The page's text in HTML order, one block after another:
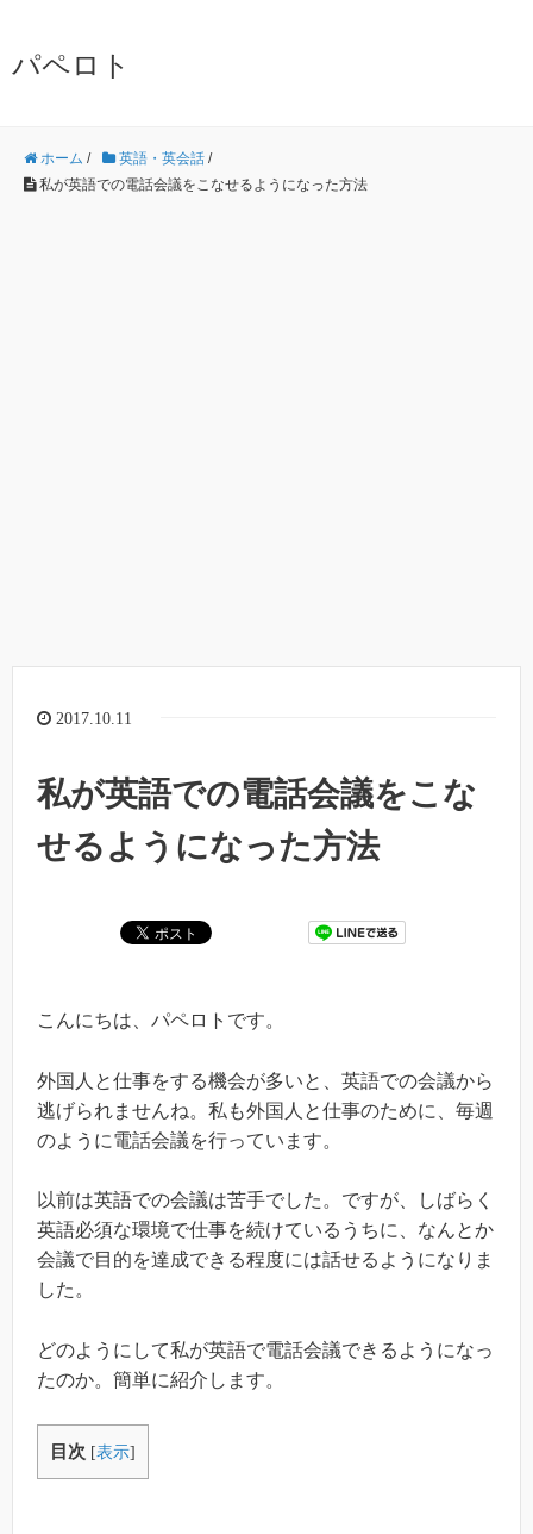
パペロト
ホーム / 英語・英会話 /
私が英語での電話会議をこなせるようになった方法
2017.10.11
私が英語での電話会議をこな
せるようになった方法
こんにちは、パペロトです。
外国人と仕事をする機会が多いと、英語での会議から
逃げられませんね。私も外国人と仕事のために、毎週
のように電話会議を行っています。
以前は英語での会議は苦手でした。ですが、しばらく
英語必須な環境で仕事を続けているうちに、なんとか
会議で目的を達成できる程度には話せるようになりま
した。
どのようにして私が英語で電話会議できるようになっ
たのか。簡単に紹介します。
目次 [表示]